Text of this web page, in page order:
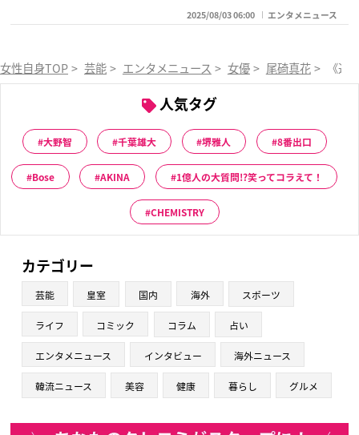
2025/08/03 06:00 エンタメニュース
女性自身TOP > 芸能 > エンタメニュース > 女優 > 尾碕真花 > 《退
人気タグ
大野智 千葉雄大 堺雅人 8番出口
Bose AKINA 1億人の大質問!?笑ってコラえて！
CHEMISTRY
カテゴリー
芸能 皇室 国内 海外 スポーツ
ライフ コミック コラム 占い
エンタメニュース インタビュー 海外ニュース
韓流ニュース 美容 健康 暮らし グルメ